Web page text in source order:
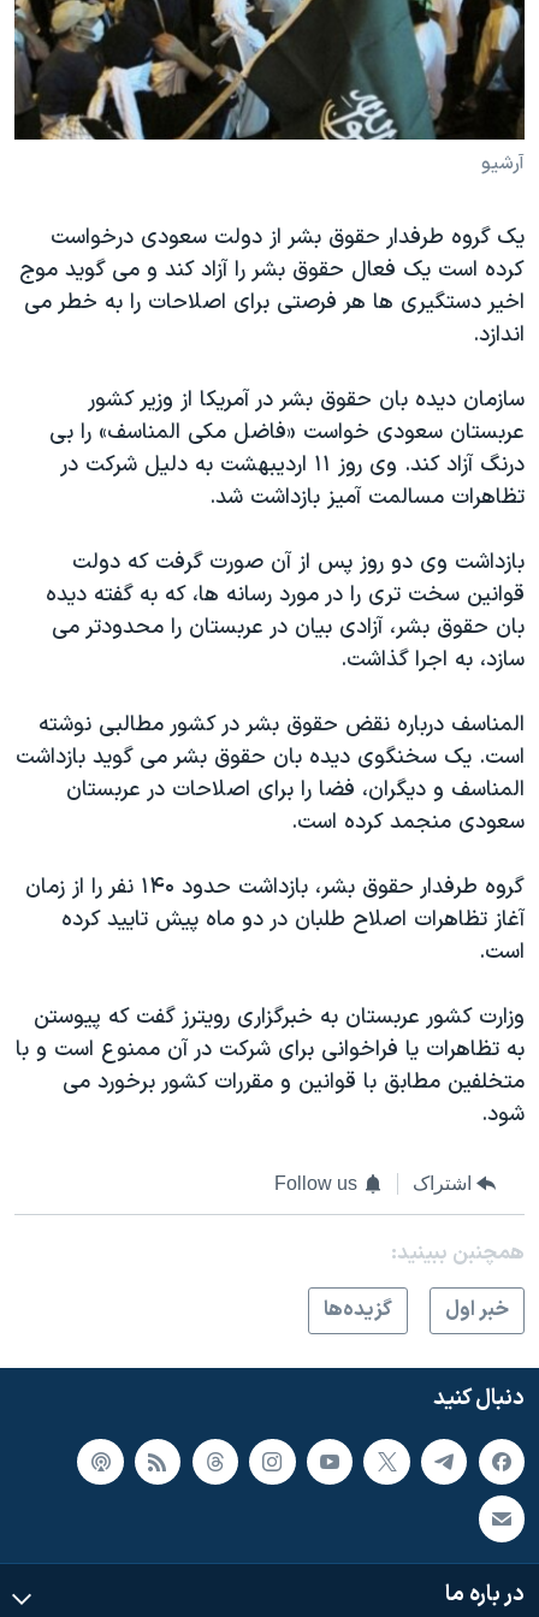
فرهنگ و زندگی
حقوق شهروندی
اقتصادی
گالری عکس
آرشیو پخش زنده
مستندها
انتخابات ریاست جمهوری آمریکا ۲۰۲۴
حمله جمهوری اسلامی به اسرائیل
اعتراضات زن، زندگی، آزادی
مجموعه مستندهای دادخواهی
تریبونال مردمی آبان ۹۸
چهل سال گروگان‌گیری
قانون شفافیت دارائی کادر رهبری ایران
اعتراضات مردمی آبان ۹۸
نرگس محمدی برنده جایزه نوبل صلح
همایش محافظه‌کاران آمریکا «سی‌پک»
صفحه‌های ویژه
سفر پرزیدنت ترامپ به چین
دنبال کنید
آرشیو
یک گروه طرفدار حقوق بشر از دولت سعودی درخواست
کرده است یک فعال حقوق بشر را آزاد کند و می گوید موج
اخیر دستگیری ها هر فرصتی برای اصلاحات را به خطر می
اندازد.
سازمان دیده بان حقوق بشر در آمریکا از وزیر کشور
عربستان سعودی خواست «فاضل مکی المناسف» را بی
درنگ آزاد کند. وی روز ۱۱ اردیبهشت به دلیل شرکت در
تظاهرات مسالمت آمیز بازداشت شد.
بازداشت وی دو روز پس از آن صورت گرفت که دولت
قوانین سخت تری را در مورد رسانه ها، که به گفته دیده
بان حقوق بشر، آزادی بیان در عربستان را محدودتر می
سازد، به اجرا گذاشت.
المناسف درباره نقض حقوق بشر در کشور مطالبی نوشته
است. یک سخنگوی دیده بان حقوق بشر می گوید بازداشت
المناسف و دیگران، فضا را برای اصلاحات در عربستان
سعودی منجمد کرده است.
گروه طرفدار حقوق بشر، بازداشت حدود ۱۴۰ نفر را از زمان
آغاز تظاهرات اصلاح طلبان در دو ماه پیش تایید کرده
است.
وزارت کشور عربستان به خبرگزاری رویترز گفت که پیوستن
به تظاهرات یا فراخوانی برای شرکت در آن ممنوع است و با
متخلفین مطابق با قوانین و مقررات کشور برخورد می
شود.
اشتراک Follow us
همچنبن ببینید:
خبر اول
گزيده‌ها
دنبال کنید
در باره ما